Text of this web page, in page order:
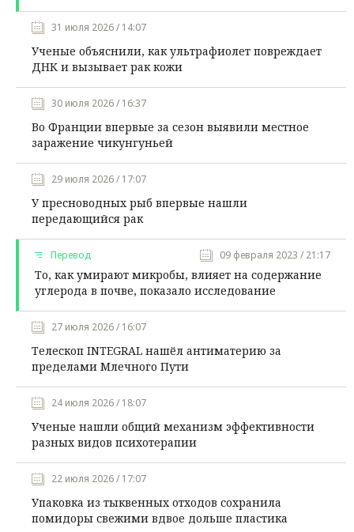
31 июля 2026 / 14:07
Ученые объяснили, как ультрафиолет повреждает
ДНК и вызывает рак кожи
30 июля 2026 / 16:37
Во Франции впервые за сезон выявили местное
заражение чикунгуньей
29 июля 2026 / 17:07
У пресноводных рыб впервые нашли
передающийся рак
Перевод 09 февраля 2023 / 21:17
То, как умирают микробы, влияет на содержание
углерода в почве, показало исследование
27 июля 2026 / 16:07
Телескоп INTEGRAL нашёл антиматерию за
пределами Млечного Пути
24 июля 2026 / 18:07
Ученые нашли общий механизм эффективности
разных видов психотерапии
22 июля 2026 / 17:07
Упаковка из тыквенных отходов сохранила
помидоры свежими вдвое дольше пластика